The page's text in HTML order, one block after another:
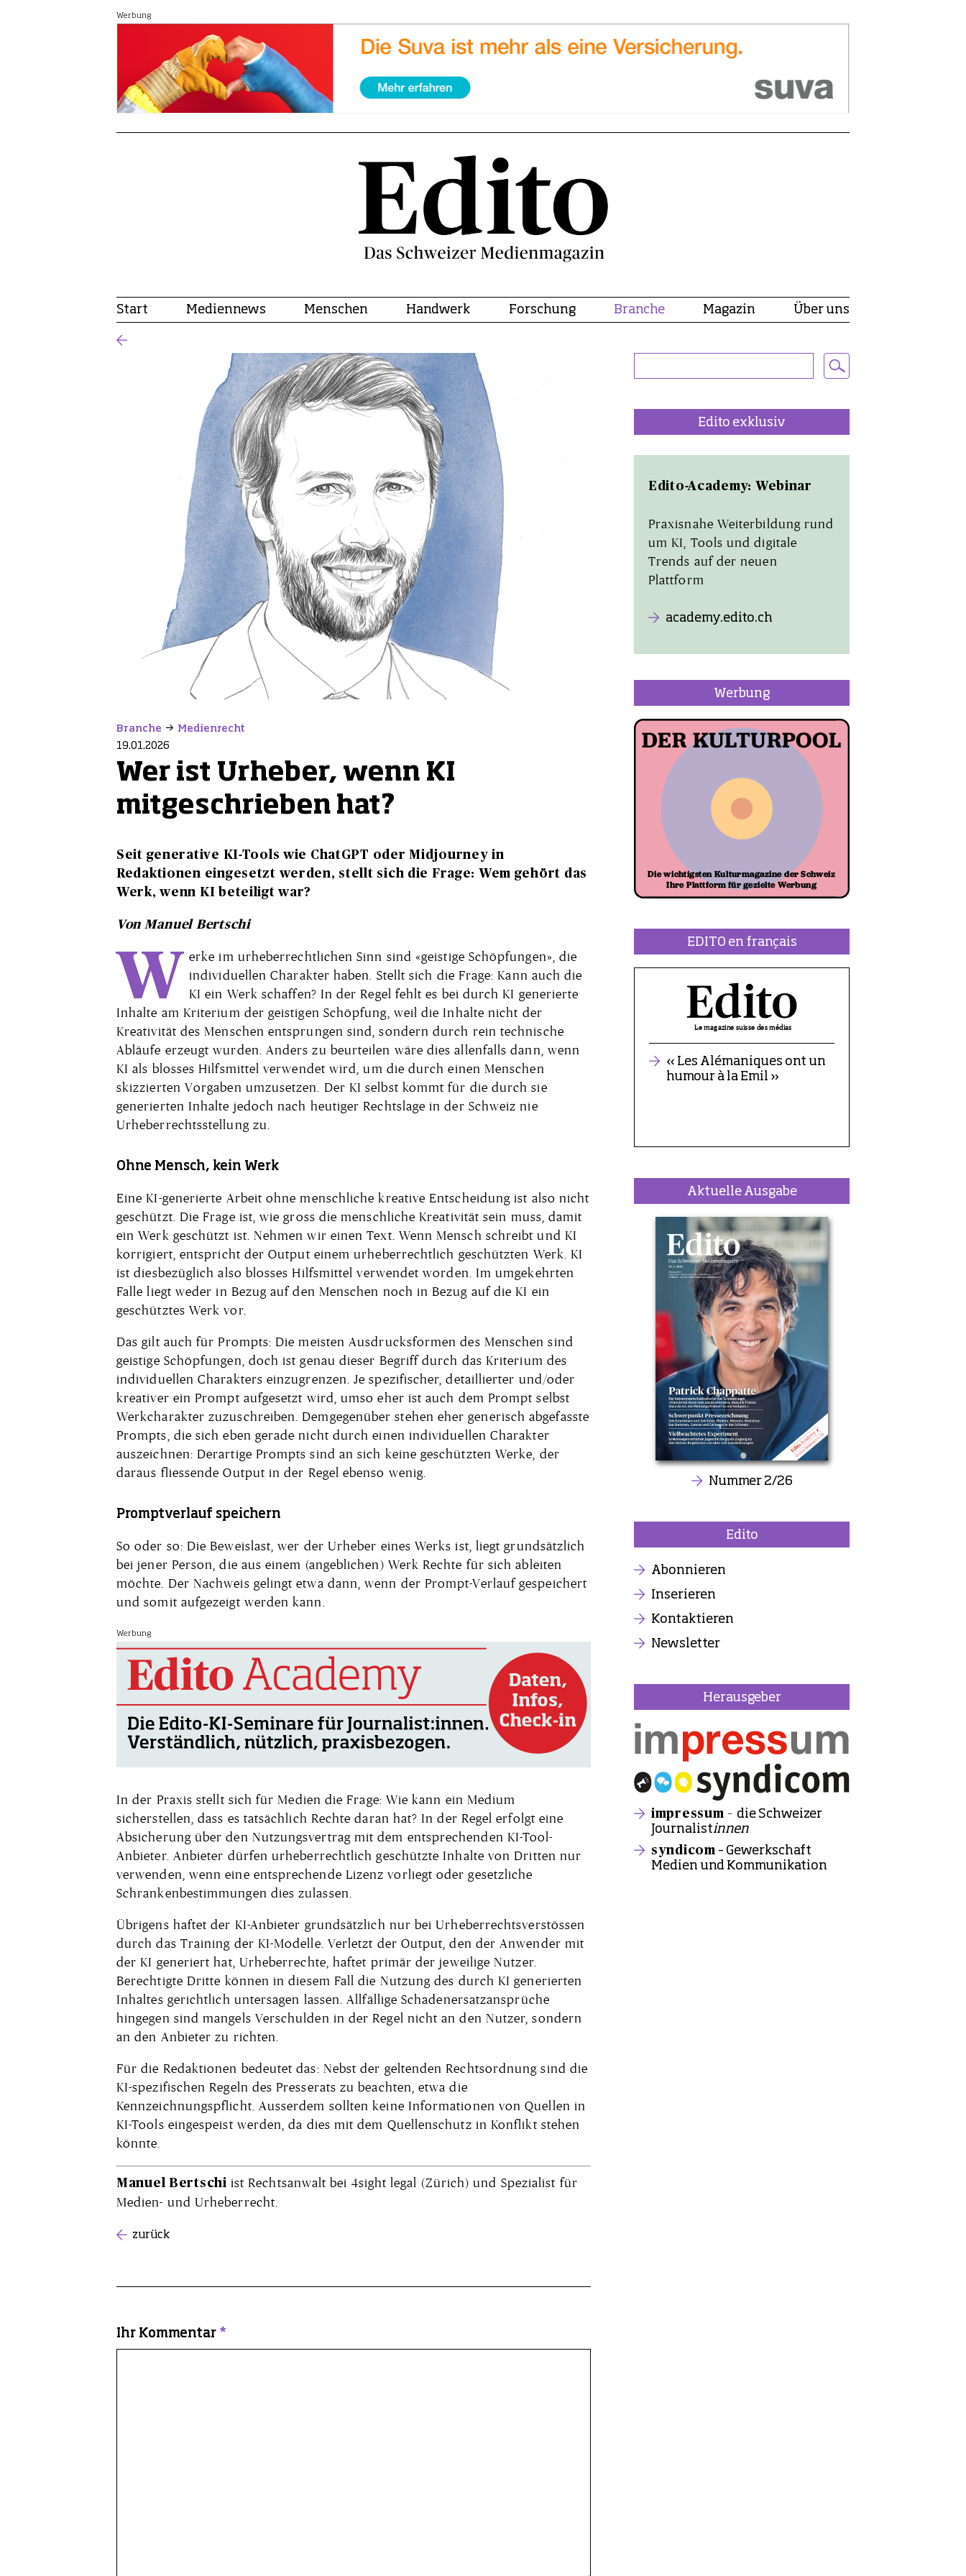
Werbung
Start Mediennews Menschen Handwerk Forschung Branche Magazin Über uns
Branche
Medienrecht
19.01.2026
Wer ist Urheber, wenn KI
mitgeschrieben hat?
Seit generative KI-Tools wie ChatGPT oder Midjourney in
Redaktionen eingesetzt werden, stellt sich die Frage: Wem gehört das
Werk, wenn KI beteiligt war?
Von Manuel Bertschi
W erke im urheberrechtlichen Sinn sind «geistige Schöpfungen», die
individuellen Charakter haben. Stellt sich die Frage: Kann auch die
KI ein Werk schaffen? In der Regel fehlt es bei durch KI generierte
Inhalte am Kriterium der geistigen Schöpfung, weil die Inhalte nicht der
Kreativität des Menschen entsprungen sind, sondern durch rein technische
Abläufe erzeugt wurden. Anders zu beurteilen wäre dies allenfalls dann, wenn
KI als blosses Hilfsmittel verwendet wird, um die durch einen Menschen
skizzierten Vorgaben umzusetzen. Der KI selbst kommt für die durch sie
generierten Inhalte jedoch nach heutiger Rechtslage in der Schweiz nie
Urheberrechtsstellung zu.
Ohne Mensch, kein Werk
Eine KI-generierte Arbeit ohne mensch­liche kreative Entscheidung ist also nicht
geschützt. Die Frage ist, wie gross die menschliche Kreativität sein muss, damit
ein Werk geschützt ist. Nehmen wir einen Text. Wenn Mensch schreibt und KI
korrigiert, entspricht der Output einem ur­heberrechtlich geschützten Werk. KI
ist diesbezüglich also blosses Hilfsmittel verwendet worden. Im umgekehrten
Falle liegt weder in Bezug auf den Menschen noch in Bezug auf die KI ein
geschütztes Werk vor.
Das gilt auch für Prompts: Die meisten Ausdrucksformen des Menschen sind
geistige Schöpfungen, doch ist genau dieser Begriff durch das Kriterium des
individuellen Charakters einzugrenzen. Je spezifischer, detaillierter und/oder
kreativer ein Prompt aufgesetzt wird, umso eher ist auch dem Prompt selbst
Werkcharakter zuzuschreiben. Demgegenüber stehen eher generisch abgefasste
Prompts, die sich eben gerade nicht durch einen individuellen Charakter
auszeichnen: Derartige Prompts sind an sich keine geschützten Werke, der
daraus fliessende Output in der Regel ebenso wenig.
Promptverlauf speichern
So oder so: Die Beweislast, wer der Urheber eines Werks ist, liegt grundsätzlich
bei jener Person, die aus einem (angeblichen) Werk Rechte für sich ableiten
möchte. Der Nachweis gelingt etwa dann, wenn der Prompt-Verlauf gespeichert
und somit aufgezeigt werden kann.
Werbung
In der Praxis stellt sich für Medien die Frage: Wie kann ein Medium
sicherstellen, dass es tatsächlich Rechte daran hat? In der Regel erfolgt eine
Absicherung über den Nutzungsvertrag mit dem entsprechenden KI-Tool-
Anbieter. Anbieter dürfen urheberrechtlich geschützte Inhalte von Dritten nur
verwenden, wenn eine ent­sprech­ende Lizenz vorliegt oder gesetz­liche
Schrankenbestimmungen dies zulassen.
Übrigens haftet der KI-Anbieter grundsätzlich nur bei Urheberrechtsverstössen
durch das Training der KI-Modelle. Verletzt der Output, den der Anwender mit
der KI generiert hat, Urheberrechte, haftet primär der jeweilige Nutzer.
Berechtigte Dritte können in diesem Fall die Nutzung des durch KI generierten
Inhaltes gerichtlich untersagen lassen. Allfällige Schadenersatzansprüche
hingegen sind mangels Verschulden in der Regel nicht an den Nutzer, sondern
an den Anbieter zu richten.
Für die Redaktionen bedeutet das: Nebst der geltenden Rechtsordnung sind die
KI-spezifischen Regeln des Presserats zu beachten, etwa die
Kennzeichnungspflicht. Ausserdem sollten keine Informationen von Quellen in
KI-Tools eingespeist werden, da dies mit dem Quellenschutz in Konflikt stehen
könnte.
Manuel Bertschi ist Rechtsanwalt bei 4sight legal (Zürich) und Spezialist für
Medien- und Urheberrecht.
zurück
Ihr Kommentar *
Edito exklusiv
Edito-Academy: Webinar
Praxisnahe Weiterbildung rund
um KI, Tools und digitale
Trends auf der neuen
Plattform
academy.edito.ch
Werbung
EDITO en français
Aktuelle Ausgabe
Nummer 2/26
Edito
Abonnieren
Inserieren
Kontaktieren
Newsletter
Herausgeber
impressum – die Schweizer
Journalistinnen
syndicom – Gewerkschaft
Medien und Kommunikation